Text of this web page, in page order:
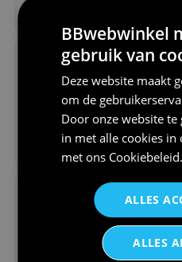
BBwebwinkel
gebruik van
Deze website maakt
om de
Door onze website
in met alle cookies in
met ons Cookiebeleid.
ALLES
ALLES